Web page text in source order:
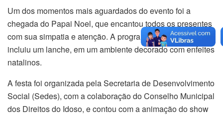
Um dos momentos mais aguardados do evento foi a
chegada do Papai Noel, que encantou todos os presentes
com sua simpatia e atenção. A programação também
incluiu um lanche, em um ambiente decorado com enfeites
natalinos.
A festa foi organizada pela Secretaria de Desenvolvimento
Social (Sedes), com a colaboração do Conselho Municipal
dos Direitos do Idoso, e contou com a animação do show